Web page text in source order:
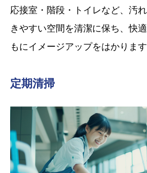
応接室・階段・トイレなど、汚
きやすい空間を清潔に保ち、快
もにイメージアップをはかります
定期清掃